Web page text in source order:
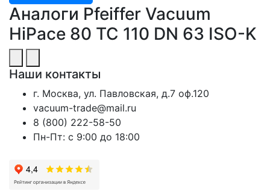
Аналоги Pfeiffer Vacuum
HiPace 80 TC 110 DN 63 ISO-K
Наши контакты
г. Москва, ул. Павловская, д.7 оф.120
vacuum-trade@mail.ru
8 (800) 222-58-50
Пн-Пт: с 9:00 до 18:00